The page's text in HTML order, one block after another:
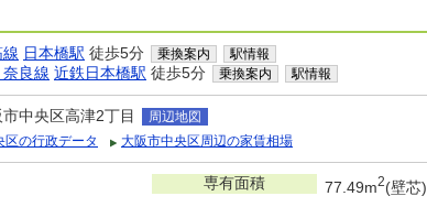
日本橋駅 徒歩5分 乗換案内 駅情報
良線 近鉄日本橋駅 徒歩5分 乗換案内 駅情報
中央区高津2丁目
周辺地図
区の行政データ
大阪市中央区周辺の家賃相場
専有面積 77.49m2(壁芯)